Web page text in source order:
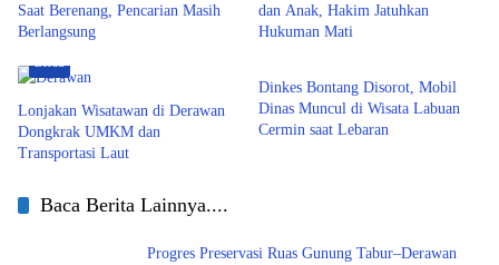
Saat Berenang, Pencarian Masih
Berlangsung
dan Anak, Hakim Jatuhkan
Hukuman Mati
Lonjakan Wisatawan di Derawan
Dongkrak UMKM dan
Transportasi Laut
Berau
Dinkes Bontang Disorot, Mobil
Dinas Muncul di Wisata Labuan
Cermin saat Lebaran
Baca Berita Lainnya....
Progres Preservasi Ruas Gunung Tabur–Derawan